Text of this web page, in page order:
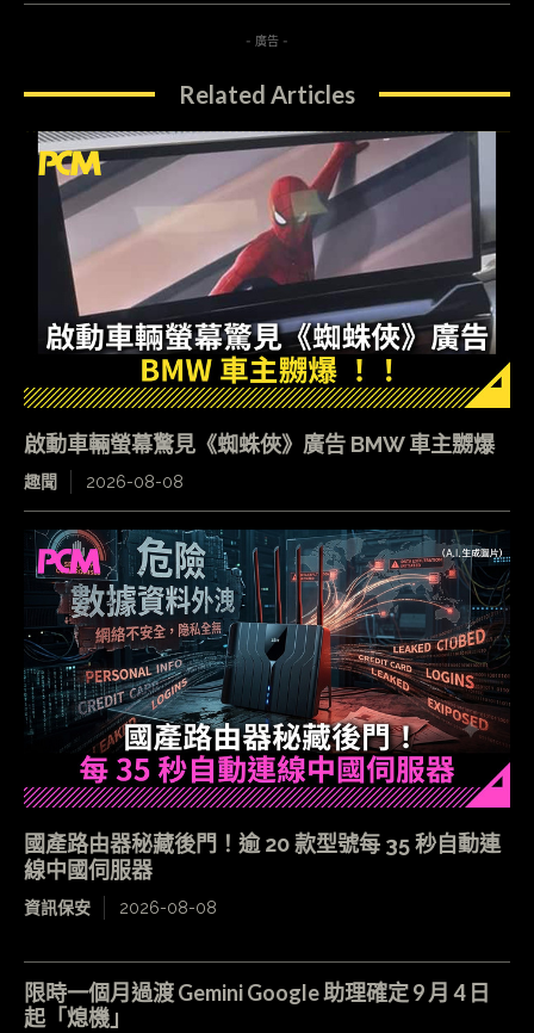
- 廣告 -
Related Articles
啟動車輛螢幕驚見《蜘蛛俠》廣告 BMW 車主嬲爆
趣聞 2026-08-08
國產路由器秘藏後門！逾 20 款型號每 35 秒自動連
線中國伺服器
資訊保安 2026-08-08
限時一個月過渡 Gemini Google 助理確定 9 月 4 日
起「熄機」